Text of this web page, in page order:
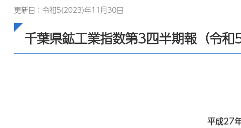
更新日：令和5(2023)年11月30日
千葉県鉱工業指数第3四半期報（令和
平成27